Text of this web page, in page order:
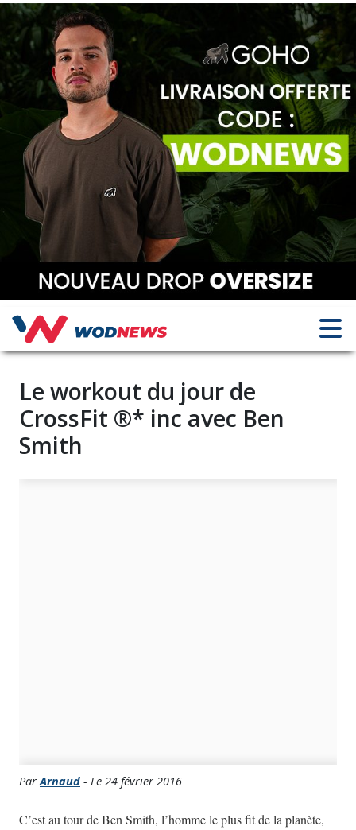
Le workout du jour de
CrossFit ®* inc avec Ben
Smith
ParArnaud - Le 24 février 2016
C’est au tour de Ben Smith, l’homme le plus fit de la planète,